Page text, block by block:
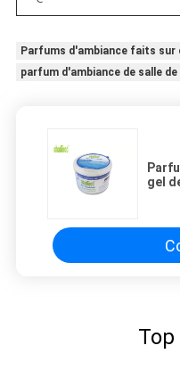
Parfums d'ambiance faits sur
parfum d'ambiance de salle de
gel